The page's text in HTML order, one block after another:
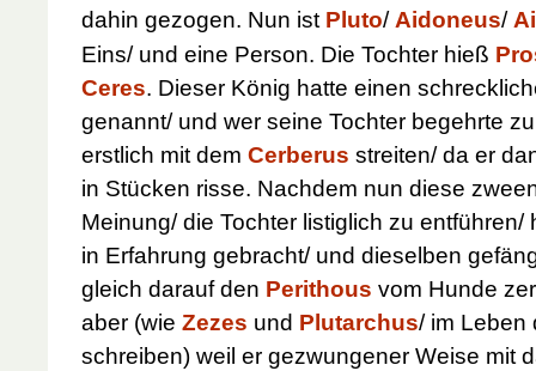
dahin gezogen. Nun ist Pluto/ Aidoneus/
Eins/ und eine Person. Die Tochter hieß
Ceres. Dieser König hatte einen
genannt/ und wer seine Tochter begehrte
erstlich mit dem Cerberus streiten/ da er
in Stücken risse. Nachdem nun diese
Meinung/ die Tochter listiglich zu
in Erfahrung gebracht/ und dieselben
gleich darauf den Perithous vom Hunde
aber (wie Zezes und Plutarchus/ im
schreiben) weil er gezwungener Weise mit